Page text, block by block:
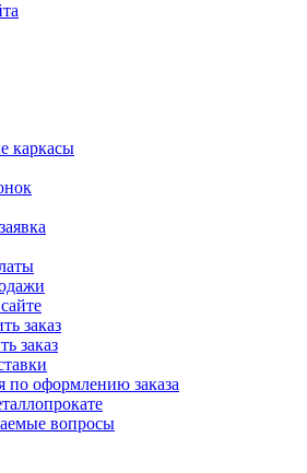
каркасы
заказ
заказ
по оформлению заказа
вопросы